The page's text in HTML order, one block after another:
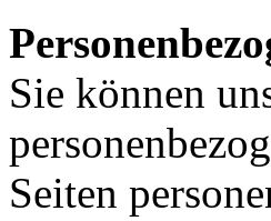
Sie können
Seiten